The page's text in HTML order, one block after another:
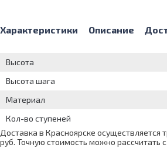
Характеристики Описание
Высота
Высота шага
Материал
Кол-во ступеней
Доставка в Красноярске
руб. Точную стоимость можно рассчитать